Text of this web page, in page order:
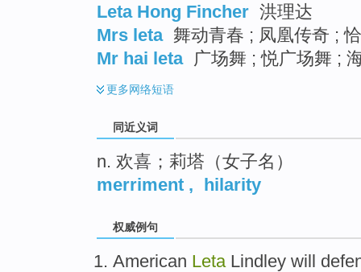
Leta Hong Fincher 洪理达
Mrs leta 舞动青春 ; 凤凰传奇 ;
Mr hai leta 广场舞 ; 悦广场舞 ;
更多网络短语
同近义词
n. 欢喜；莉塔（女子名）
merriment , hilarity
权威例句
American Leta Lindley will